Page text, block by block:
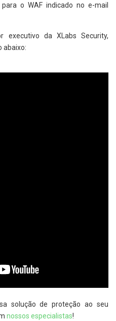
o WAF indicado no e-mail
executivo da XLabs Security,
abaixo:
solução de proteção ao seu
nossos especialistas!